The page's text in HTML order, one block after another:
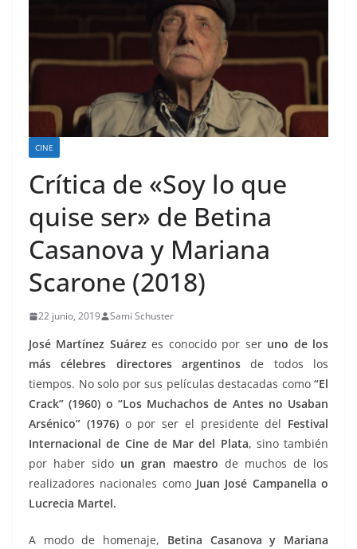
CINE
Crítica de «Soy lo que
quise ser» de Betina
Casanova y Mariana
Scarone (2018)
22 junio, 2019 Sami Schuster
José Martínez Suárezes conocido por ser uno de los
más célebres directores argentinos de todos los
tiempos. No solo por sus películas destacadas como “El
Crack” (1960) o “Los Muchachos de Antes no Usaban
Arsénico” (1976)o por ser el presidente del Festival
Internacional de Cine de Mar del Plata, sino también
por haber sido un gran maestro de muchos de los
realizadores nacionales como Juan José Campanella o
Lucrecia Martel.
A modo de homenaje, Betina Casanova y Mariana